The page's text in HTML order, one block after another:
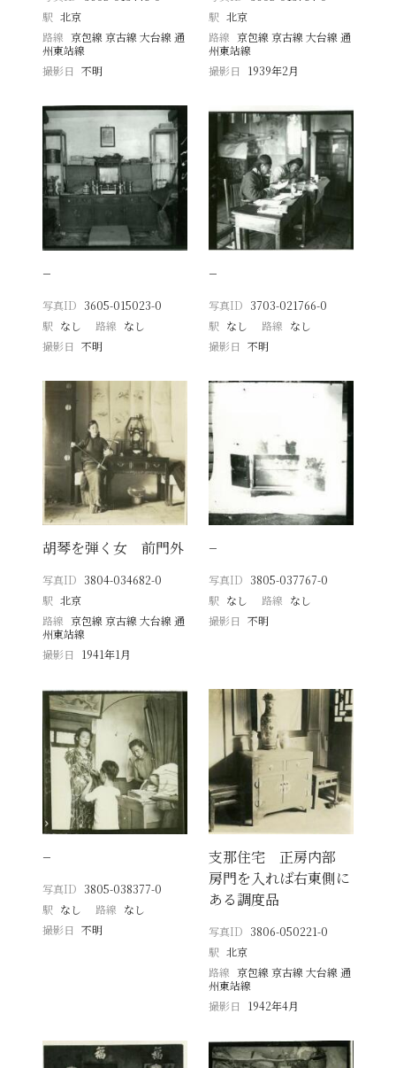
駅 北京
路線 京包線 京古線 大台線 通
州東站線
撮影日
不明
駅 北京
路線 京包線 京古線 大台線 通
州東站線
撮影日
1939年2月
−
写真ID 3605-015023-0
駅 なし 路線 なし
撮影日
不明
−
写真ID 3703-021766-0
駅 なし 路線 なし
撮影日 不明
胡琴を弾く女 前門外
写真ID 3804-034682-0
駅 北京
路線 京包線 京古線 大台線 通
州東站線
撮影日
1941年1月
−
写真ID 3805-037767-0
駅 なし 路線 なし
撮影日 不明
−
写真ID 3805-038377-0
駅 なし 路線 なし
撮影日
不明
支那住宅 正房内部
房門を入れば右東側に
ある調度品
写真ID 3806-050221-0
駅 北京
路線 京包線 京古線 大台線 通
州東站線
撮影日
1942年4月